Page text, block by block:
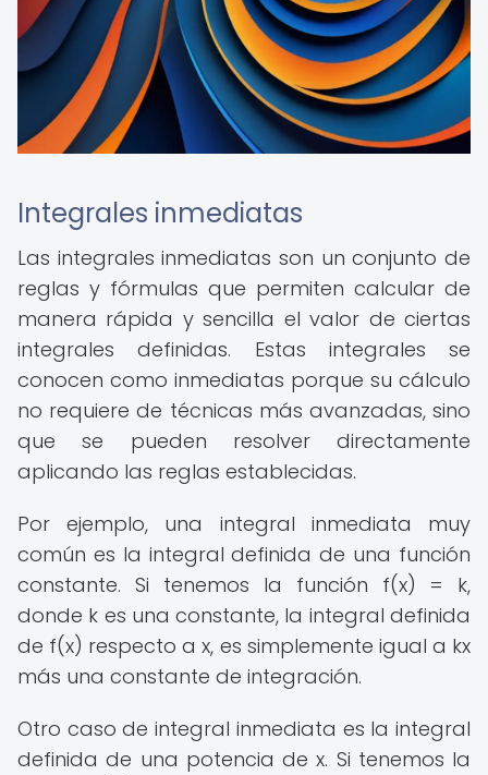
Integrales inmediatas
Las integrales inmediatas son un conjunto de
reglas y fórmulas que permiten calcular de
manera rápida y sencilla el valor de ciertas
integrales definidas. Estas integrales se
conocen como inmediatas porque su cálculo
no requiere de técnicas más avanzadas, sino
que se pueden resolver directamente
aplicando las reglas establecidas.
Por ejemplo, una integral inmediata muy
común es la integral definida de una función
constante. Si tenemos la función f(x) = k,
donde k es una constante, la integral definida
de f(x) respecto a x, es simplemente igual a kx
más una constante de integración.
Otro caso de integral inmediata es la integral
definida de una potencia de x. Si tenemos la